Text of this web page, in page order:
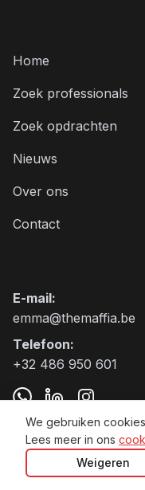
We gebruiken
Lees meer in ons
Weigeren
Home
Zoek professionals
Zoek opdrachten
Nieuws
Over ons
Contact
E-mail:
emma@themaffia.be
Telefoon:
+32 486 950 601
The Maffia
Algemene